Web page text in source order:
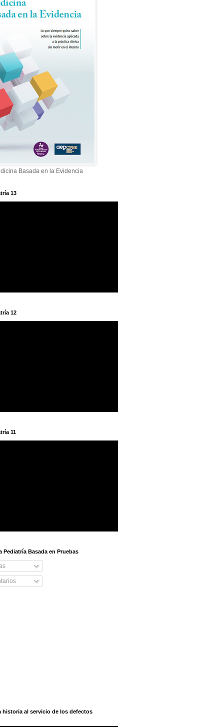
Basada en la Evidencia
13
12
11
Pediatría Basada en Pruebas
historia al servicio de los defectos